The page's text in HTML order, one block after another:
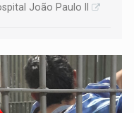
João Paulo II